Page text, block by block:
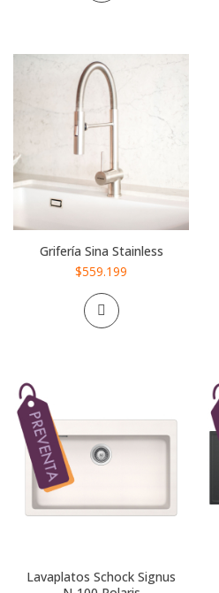
Grifería Sina Stainless
$559.199
Lavaplatos Schock Signus